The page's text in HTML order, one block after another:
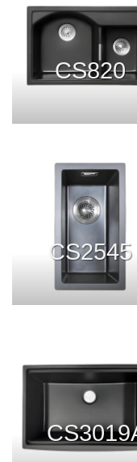
CS820
CS2545